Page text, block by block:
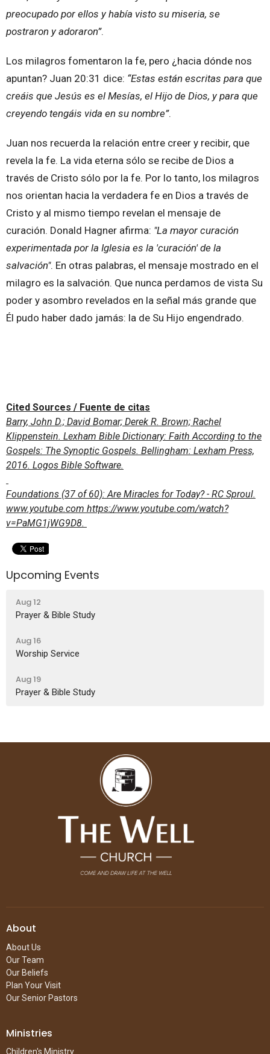
preocupado por ellos y había visto su miseria, se
postraron y adoraron”.
Los milagros fomentaron la fe, pero ¿hacia dónde nos
apuntan? Juan 20:31 dice: “Estas están escritas para que
creáis que Jesús es el Mesías, el Hijo de Dios, y para que
creyendo tengáis vida en su nombre”.
Juan nos recuerda la relación entre creer y recibir, que
revela la fe. La vida eterna sólo se recibe de Dios a
través de Cristo sólo por la fe. Por lo tanto, los milagros
nos orientan hacia la verdadera fe en Dios a través de
Cristo y al mismo tiempo revelan el mensaje de
curación. Donald Hagner afirma: "La mayor curación
experimentada por la Iglesia es la 'curación' de la
salvación". En otras palabras, el mensaje mostrado en el
milagro es la salvación. Que nunca perdamos de vista Su
poder y asombro revelados en la señal más grande que
Él pudo haber dado jamás: la de Su Hijo engendrado.
Cited Sources / Fuente de citas
Barry, John D.; David Bomar; Derek R. Brown; Rachel
Klippenstein. Lexham Bible Dictionary: Faith According to the
Gospels: The Synoptic Gospels. Bellingham: Lexham Press,
2016. Logos Bible Software.
Foundations (37 of 60): Are Miracles for Today? - RC Sproul.
www.youtube.com https://www.youtube.com/watch?
v=PaMG1jWG9D8.
Upcoming Events
Aug 12
Prayer & Bible Study
Aug 16
Worship Service
Aug 19
Prayer & Bible Study
About
About Us
Our Team
Our Beliefs
Plan Your Visit
Our Senior Pastors
Ministries
Children's Ministry